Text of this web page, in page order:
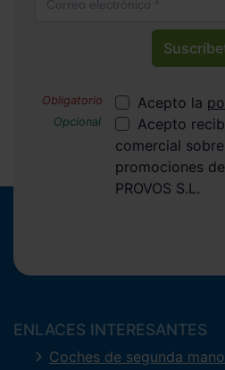
Acepto la
Acepto
comercial
promociones
PROVOS S.L.
ENLACES INTERESANTES
Coches de segunda mano